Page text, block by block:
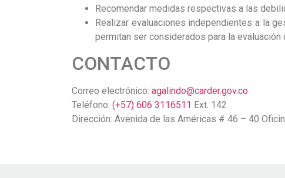
Recomendar medidas respectivas a las
Realizar evaluaciones independientes a la
permitan ser considerados para la
CONTACTO
Correo electrónico: agalindo@carder.gov.co
Teléfono: (+57) 606 3116511 Ext. 142
Dirección: Avenida de las Américas # 46 – 40